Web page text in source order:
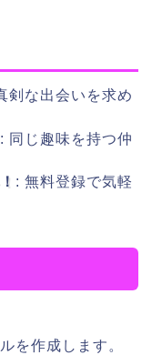
剣な出会いを求め
: 同じ趣味を持つ仲
: 無料登録で気軽
を作成します。